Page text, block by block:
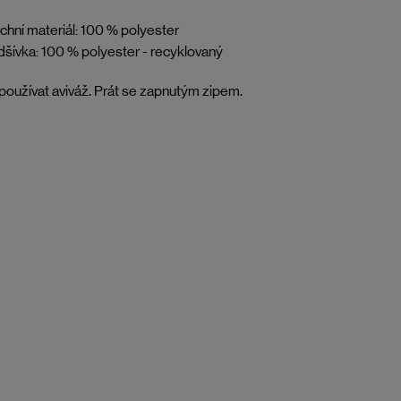
materiál: 100 % polyester
100 % polyester - recyklovaný
aviváž. Prát se zapnutým zipem.